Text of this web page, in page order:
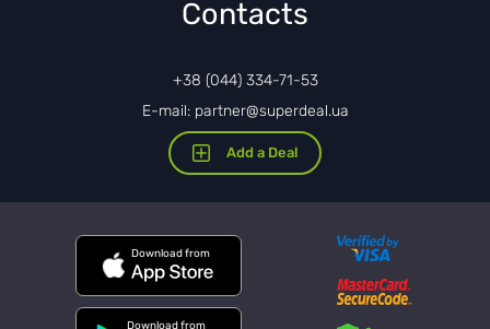
Contacts
+38 (044) 334-71-53
E-mail: partner@superdeal.ua
Add a Deal
Download from
Download from